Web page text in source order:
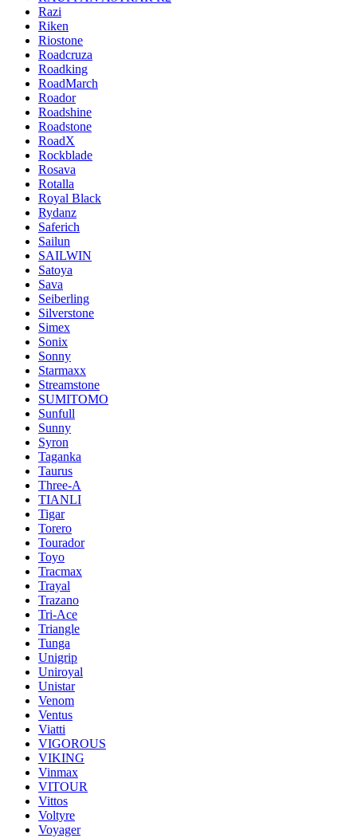
Razi
Riken
Riostone
Roadcruza
Roadking
RoadMarch
Roador
Roadshine
Roadstone
RoadX
Rockblade
Rosava
Rotalla
Royal Black
Rydanz
Saferich
Sailun
SAILWIN
Satoya
Sava
Seiberling
Silverstone
Simex
Sonix
Sonny
Starmaxx
Streamstone
SUMITOMO
Sunfull
Sunny
Syron
Taganka
Taurus
Three-A
TIANLI
Tigar
Torero
Tourador
Toyo
Tracmax
Trayal
Trazano
Tri-Ace
Triangle
Tunga
Unigrip
Uniroyal
Unistar
Venom
Ventus
Viatti
VIGOROUS
VIKING
Vinmax
VITOUR
Vittos
Voltyre
Voyager